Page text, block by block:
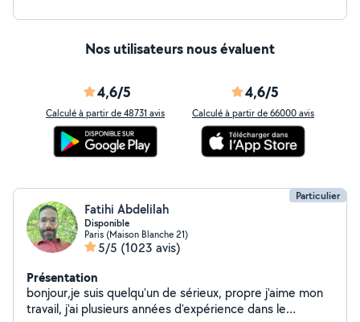
d'autres petits bricolages du quotidien.
Nos utilisateurs nous évaluent
4,6/5
Calculé à partir de 48731 avis
4,6/5
Calculé à partir de 66000 avis
Particulier
Fatihi Abdelilah
Disponible
Paris (Maison Blanche 21)
5/5 (1023 avis)
Présentation
bonjour,je suis quelqu'un de sérieux, propre j'aime mon
travail, j'ai plusieurs années d'expérience dans le